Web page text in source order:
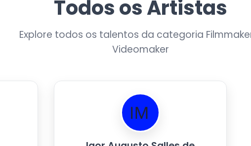
Todos os Artistas
Explore todos os talentos da categoria
Videomaker